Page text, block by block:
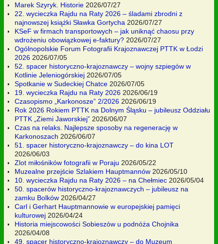
Marek Szyryk. Historie 2026/07/27
22. wycieczka Rajdu na Raty 2026 – śladami zbrodni z
najnowszej książki Sławka Gortycha 2026/07/27
KSeF w firmach transportowych – jak uniknąć chaosu przy
wdrożeniu obowiązkowej e-faktury? 2026/07/27
Ogólnopolskie Forum Fotografii Krajoznawczej PTTK w Łodzi
2026 2026/07/05
52. spacer historyczno-krajoznawczy – wojny szpiegów w
Kotlinie Jeleniogórskiej 2026/07/05
Spotkanie w Sudeckiej Chatce 2026/07/05
19. wycieczka Rajdu na Raty 2026 2026/06/19
Czasopismo „Karkonosze” 2/2026 2026/06/19
Rok 2026 Rokiem PTTK na Dolnym Śląsku – jubileusz Oddziału
PTTK „Ziemi Jaworskiej” 2026/06/07
Czas na relaks. Najlepsze sposoby na regenerację w
Karkonoszach 2026/06/07
51. spacer historyczno-krajoznawczy – do kina LOT
2026/06/03
Zlot miłośników fotografii w Poraju 2026/05/22
Muzealne przejście Szlakiem Hauptmannów 2026/05/10
10. wycieczka Rajdu na Raty 2026 – na Chełmiec 2026/05/04
50. spacerów historyczno-krajoznawczych – jubileusz na
zamku Bolków 2026/04/27
Carl i Gerhart Hauptmannowie w europejskiej pamięci
kulturowej 2026/04/24
Historia miejscowości Sobieszów u podnóża Chojnika
2026/04/08
49. spacer historyczno-krajoznawczy – do Muzeum